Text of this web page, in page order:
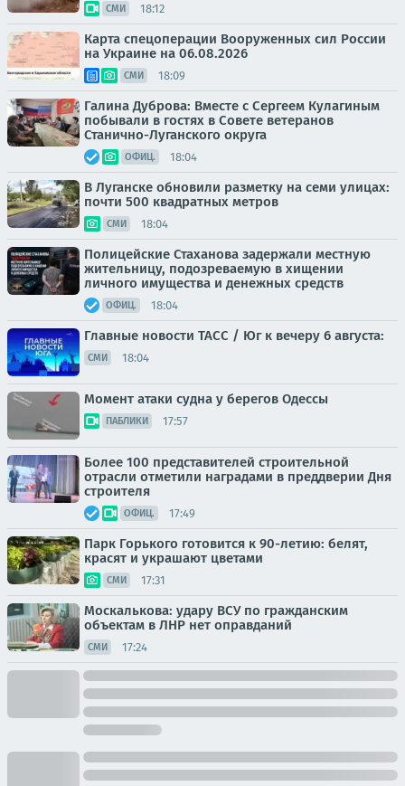
СМИ 18:12
Карта спецоперации Вооруженных сил России
на Украине на 06.08.2026
СМИ 18:09
Галина Дуброва: Вместе с Сергеем Кулагиным
побывали в гостях в Совете ветеранов
Станично-Луганского округа
ОФИЦ. 18:04
В Луганске обновили разметку на семи улицах:
почти 500 квадратных метров
СМИ 18:04
Полицейские Стаханова задержали местную
жительницу, подозреваемую в хищении
личного имущества и денежных средств
ОФИЦ. 18:04
Главные новости ТАСС / Юг к вечеру 6 августа:
СМИ 18:04
Момент атаки судна у берегов Одессы
ПАБЛИКИ 17:57
Более 100 представителей строительной
отрасли отметили наградами в преддверии Дня
строителя
ОФИЦ. 17:49
Парк Горького готовится к 90-летию: белят,
красят и украшают цветами
СМИ 17:31
Москалькова: удару ВСУ по гражданским
объектам в ЛНР нет оправданий
СМИ 17:24